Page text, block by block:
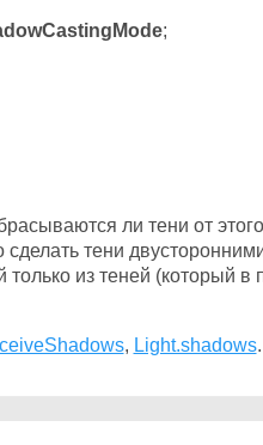
;
ли тени от
тени
только из теней (который
, Light.shadows.